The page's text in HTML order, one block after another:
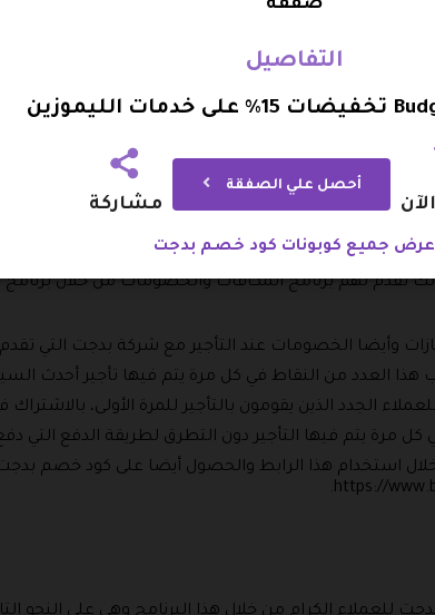
وكتابة تطبيق بدجت.
الإلكتروني.
الأسطول المتاح والتمتع أيضا برمز خصم بدجت.
لهم برنامج المكافآت والخصومات من خلال برنامج
وأيضا الخصومات عند التأجير مع شركة بدجت التي
هذا العدد من النقاط في كل مرة يتم فيها تأجير أحدث
الجدد الذين يقومون بالتأجير للمرة الأولى،
مرة يتم فيها التأجير دون التطرق لطريقة الدفع التي
استخدام هذا الرابط والحصول أيضا على كود خصم
https://
التفاصيل
أحصل علي الصفقة
مشاركة
عرض جميع كوبونات كود خصم بدجت